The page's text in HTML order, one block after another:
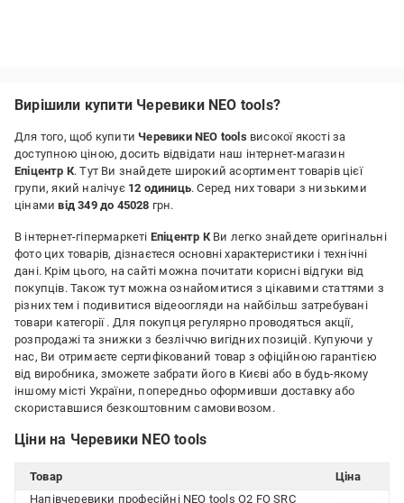
Вирішили купити Черевики NEO tools?
Для того, щоб купитиЧеревики NEO toolsвисокої якості за
доступною ціною, досить відвідати наш інтернет-магазин
Епіцентр К. Тут Ви знайдете широкий асортимент товарів цієї
групи, який налічує 12 одиниць. Серед них товари з низькими
цінамивід 349 до 45028 грн.
В інтернет-гіпермаркеті Епіцентр КВи легко знайдете оригінальні
фото цих товарів, дізнаєтеся основні характеристики і технічні
дані. Крім цього, на сайті можна почитати корисні відгуки від
покупців. Також тут можна ознайомитися з цікавими статтями з
різних тем і подивитися відеоогляди на найбільш затребувані
товари категорії . Для покупця регулярно проводяться акції,
розпродажі та знижки з безліччю вигідних позицій. Купуючи у
нас, Ви отримаєте сертифікований товар з офіційною гарантією
від виробника, зможете забрати його в Києві або в будь-якому
іншому місті України, попередньо оформивши доставку або
скориставшися безкоштовним самовивозом.
Ціни на Черевики NEO tools
Товар
Ціна
Напівчеревики професійні NEO tools О2 FO SRC